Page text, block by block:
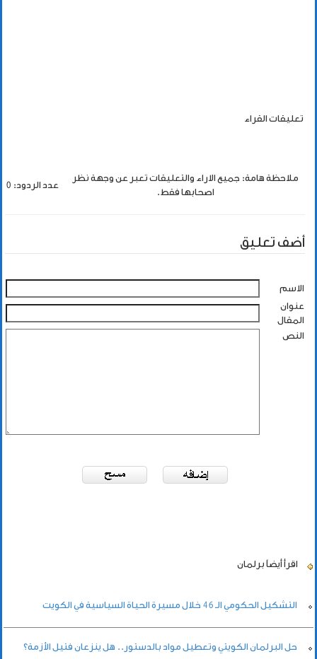
تعليقات القراء
ملاحظة هامة: جميع الاراء والتعليقات تعبر عن وجهة نظر
اصحابها فقط.
عدد الردود: 0
أضف تعليق
الاسم
عنوان
المقال
النص
اقرأ أيضاً برلمان
التشكيل الحكومي الـ 46 خلال مسيرة الحياة السياسية في الكويت
حل البرلمان الكويتي وتعطيل مواد بالدستور.. هل ينزعان فتيل الأزمة؟